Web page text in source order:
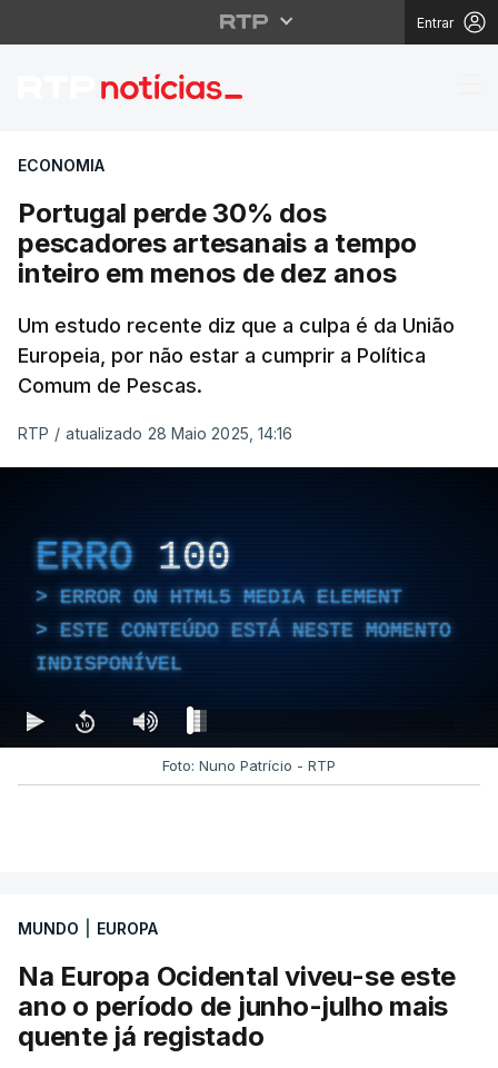
Entrar
Portugal perde 30%
ECONOMIA
Portugal perde 30% dos
pescadores artesanais a tempo
inteiro em menos de dez anos
Um estudo recente diz que a culpa é da União
Europeia, por não estar a cumprir a Política
Comum de Pescas.
RTP / atualizado 28 Maio 2025, 14:16
ERRO 100
ERROR ON HTML5 MEDIA ELEMENT
ESTE CONTEÚDO ESTÁ NESTE MOMENTO
INDISPONÍVEL
Foto: Nuno Patrício - RTP
MUNDO EUROPA
Na Europa Ocidental viveu-se este
ano o período de junho-julho mais
quente já registado